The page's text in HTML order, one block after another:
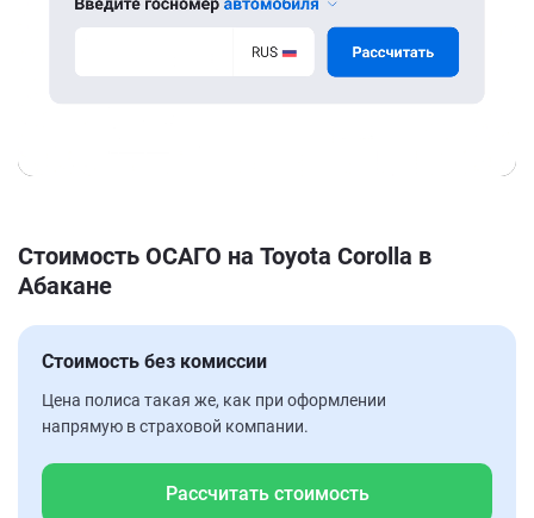
Стоимость ОСАГО на Toyota Corolla в
Абакане
Стоимость без комиссии
Цена полиса такая же, как при оформлении
напрямую в страховой компании.
Рассчитать стоимость